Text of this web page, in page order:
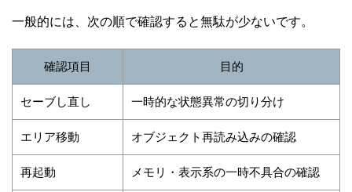
一般的には、次の順で確認すると無駄が少ないです。
確認項目 目的
セーブし直し 一時的な状態異常の切り分け
エリア移動 オブジェクト再読み込みの確認
再起動 メモリ・表示系の一時不具合の確認